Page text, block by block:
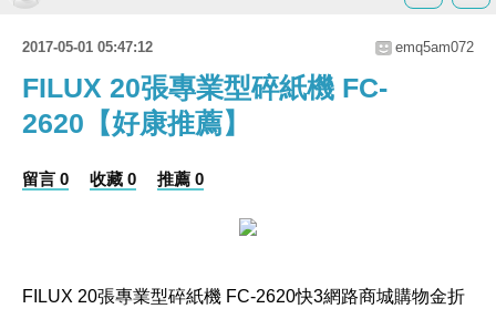
2017-05-01 05:47:12 emq5am072
FILUX 20張專業型碎紙機 FC-
2620【好康推薦】
留言 0 收藏 0 推薦 0
FILUX 20張專業型碎紙機 FC-2620快3網路商城購物金折